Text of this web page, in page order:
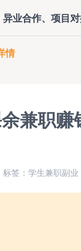
业合作、项目
情
兼职
标签：学生兼职副业